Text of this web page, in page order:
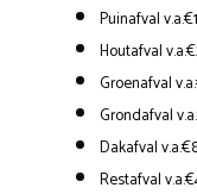
Puinafval
Houtafval
Groenafval
Grondafval
Dakafval
Restafval